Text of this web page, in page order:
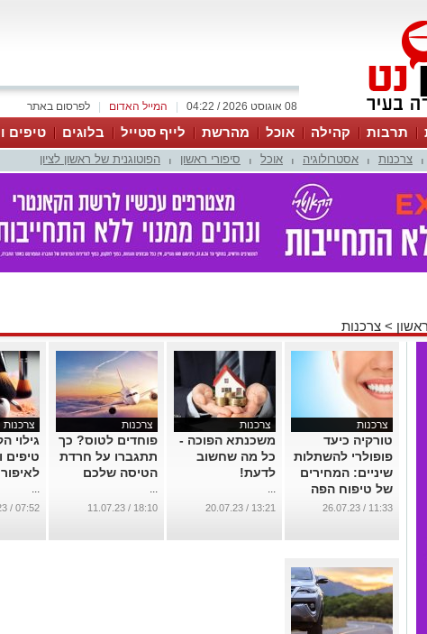
לפרסום באתר המייל האדום 08 אוגוסט 2026 / 04:22
תרבות קהילה אוכל מהרשת לייף סטייל בלוגים טיפים
צרכנות אסטרולוגיה אוכל סיפורי ראשון הפוטוגנית של ראשון לציון
> צרכנות
צרכנות
טורקיה כיעד
פופולרי להשתלות
שיניים: המחירים
של טיפוח הפה
...
11:33 / 26.07.23
צרכנות
משכנתא הפוכה -
כל מה שחשוב
לדעת!
...
13:21 / 20.07.23
צרכנות
פוחדים לטוס? כך
תתגברו על חרדת
הטיסה שלכם
...
18:10 / 11.07.23
צרכנות
גילוי
טיפים
...
07:52 / 11.07.23